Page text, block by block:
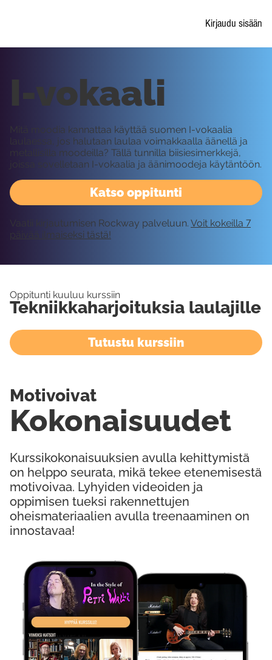
Kirjaudu sisään
Kokeile Ilmaiseksi
Katso oppitunti
I-vokaali
Mitä moodia kannattaa käyttää suomen I-vokaalia
laulaessa, jos halutaan laulaa voimakkaalla äänellä ja
metallisilla moodeilla? Tällä tunnilla biisiesimerkkejä,
joissa sovelletaan I-vokaalia ja äänimoodeja käytäntöön.
Vaatii kirjautumisen Rockway palveluun. Voit kokeilla 7
päivää ilmaiseksi tästä!
Oppitunti kuuluu kurssiin
Tekniikkaharjoituksia laulajille
Tutustu kurssiin
Kurssikokonaisuuksien avulla kehittymistä
on helppo seurata, mikä tekee etenemisestä
motivoivaa. Lyhyiden videoiden ja
oppimisen tueksi rakennettujen
oheismateriaalien avulla treenaaminen on
innostavaa!
Kokonaisuudet
Motivoivat